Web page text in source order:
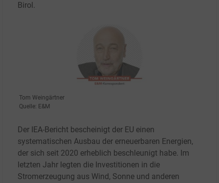
Birol.
Tom Weingärtner
Quelle: E&M
Der IEA-Bericht bescheinigt der EU einen
systematischen Ausbau der erneuerbaren Energien,
der sich seit 2020 erheblich beschleunigt habe. Im
letzten Jahr legten die Investitionen in die
Stromerzeugung aus Wind, Sonne und anderen